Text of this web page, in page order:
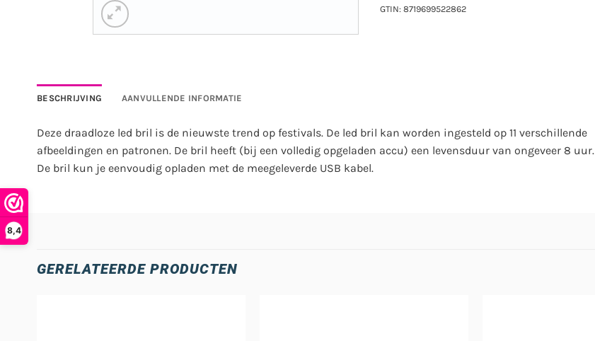
8,4
GTIN: 8719699522862
BESCHRIJVING AANVULLENDE INFORMATIE
Deze draadloze led bril is de nieuwste trend op festivals. De led bril kan worden ingesteld op 11 verschillende
afbeeldingen en patronen. De bril heeft (bij een volledig opgeladen accu) een levensduur van ongeveer 8 uur.
De bril kun je eenvoudig opladen met de meegeleverde USB kabel.
GERELATEERDE PRODUCTEN